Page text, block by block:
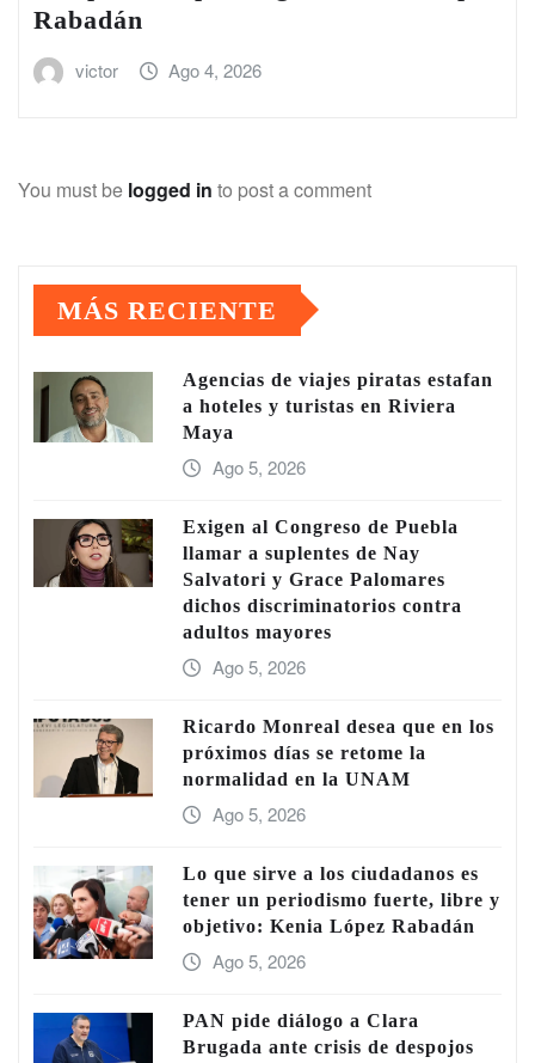
Rabadán
victor Ago 4, 2026
You must be logged in to post a comment
MÁS RECIENTE
Agencias de viajes piratas estafan
a hoteles y turistas en Riviera
Maya
Ago 5, 2026
Exigen al Congreso de Puebla
llamar a suplentes de Nay
Salvatori y Grace Palomares
dichos discriminatorios contra
adultos mayores
Ago 5, 2026
Ricardo Monreal desea que en los
próximos días se retome la
normalidad en la UNAM
Ago 5, 2026
Lo que sirve a los ciudadanos es
tener un periodismo fuerte, libre y
objetivo: Kenia López Rabadán
Ago 5, 2026
PAN pide diálogo a Clara
Brugada ante crisis de despojos